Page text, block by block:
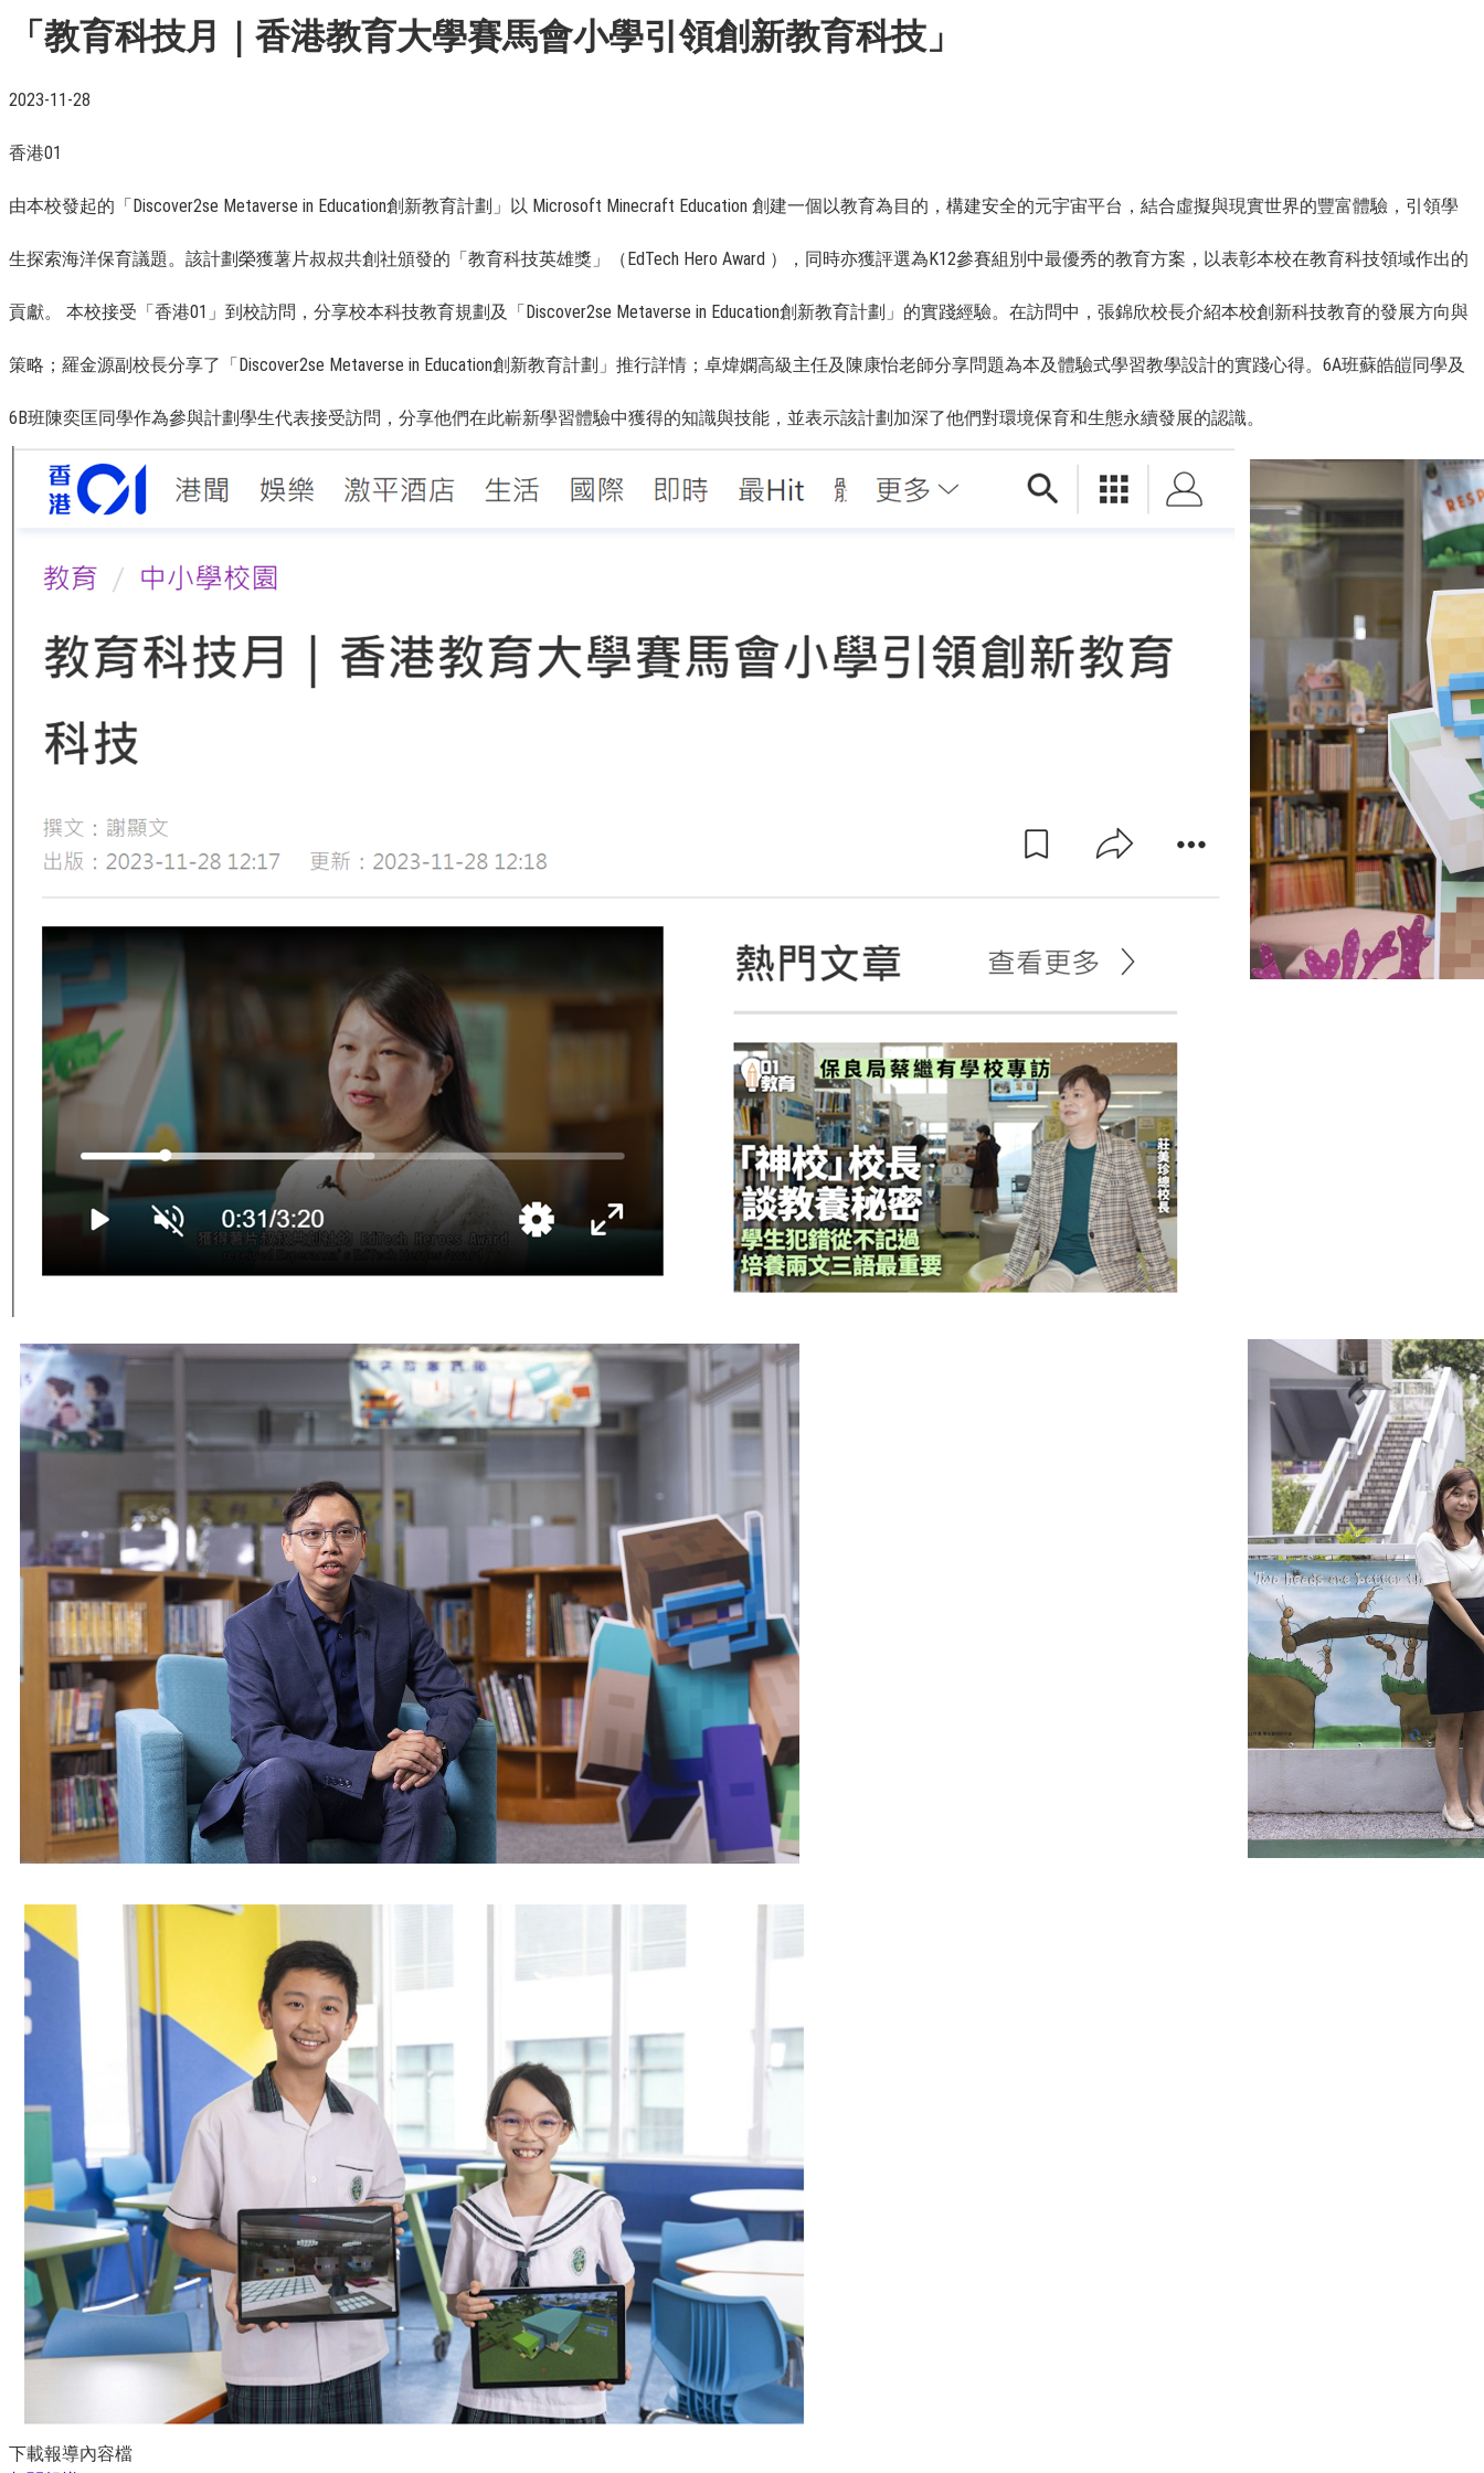
「教育科技月｜香港教育大學賽馬會小學引領創新教育科技」
2023-11-28
香港01
由本校發起的「Discover2se Metaverse in Education創新教育計劃」以 Microsoft Minecraft Education 創建一個以教育為目的，構建安全的元宇宙平台，結合虛擬與現實世界的豐富體驗，引領學
生探索海洋保育議題。該計劃榮獲薯片叔叔共創社頒發的「教育科技英雄獎」（EdTech Hero Award ），同時亦獲評選為K12參賽組別中最優秀的教育方案，以表彰本校在教育科技領域作出的
貢獻。 本校接受「香港01」到校訪問，分享校本科技教育規劃及「Discover2se Metaverse in Education創新教育計劃」的實踐經驗。在訪問中，張錦欣校長介紹本校創新科技教育的發展方向與
策略；羅金源副校長分享了「Discover2se Metaverse in Education創新教育計劃」推行詳情；卓煒嫻高級主任及陳康怡老師分享問題為本及體驗式學習教學設計的實踐心得。6A班蘇皓皚同學及
6B班陳奕匡同學作為參與計劃學生代表接受訪問，分享他們在此嶄新學習體驗中獲得的知識與技能，並表示該計劃加深了他們對環境保育和生態永續發展的認識。
下載報導內容檔